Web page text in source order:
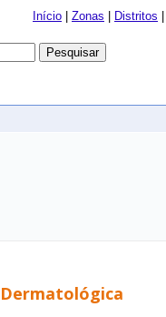
Início Zonas Distritos